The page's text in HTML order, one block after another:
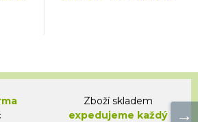
Zboží skladem
expedujeme každý